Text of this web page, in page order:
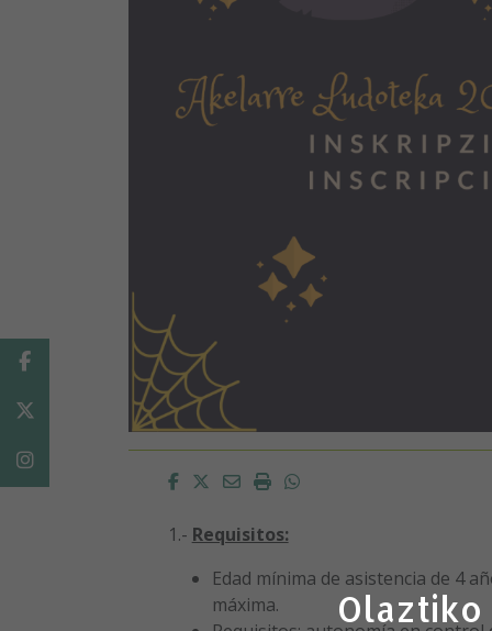
Facebook
Twitter
EmailImprimirWhatsapp
1.- Requisitos:
Edad mínima de asistencia de 4
máxima.
Facebook
Instagram